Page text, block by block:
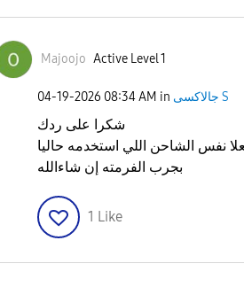
Majoojo Active Level 1
‎04-19-2026 08:34 AM in جالاكسى S
شكرا على ردك
نفس الشاحن اللي استخدمه حاليا
بجرب الفرمته إن شاءالله
1 Like